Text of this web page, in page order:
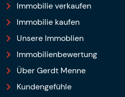
Immobilie verkaufen
Immobilie kaufen
Unsere Immoblien
Immobilienbewertung
Über Gerdt Menne
Kundengefühle